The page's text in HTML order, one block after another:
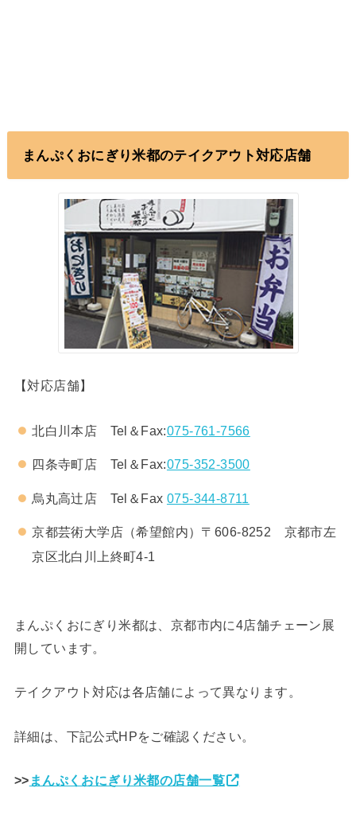
まんぷくおにぎり米都のテイクアウト対応店舗
【対応店舗】
北白川本店 Tel＆Fax:075-761-7566
四条寺町店 Tel＆Fax:075-352-3500
烏丸高辻店 Tel＆Fax 075-344-8711
京都芸術大学店（希望館内）〒606-8252 京都市左
京区北白川上終町4-1
まんぷくおにぎり米都は、京都市内に4店舗チェーン展
開しています。
テイクアウト対応は各店舗によって異なります。
詳細は、下記公式HPをご確認ください。
>> まんぷくおにぎり米都の店舗一覧